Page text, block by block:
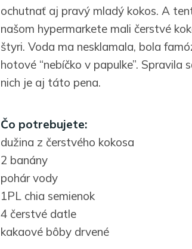
ochutnať aj pravý mladý kokos. A
našom hypermarkete mali čerstvé
štyri. Voda ma nesklamala, bola
hotové “nebíčko v papulke”.
nich je aj táto pena.
Čo potrebujete:
dužina z čerstvého kokosa
2 banány
pohár vody
1PL chia semienok
4 čerstvé datle
kakaové bôby drvené